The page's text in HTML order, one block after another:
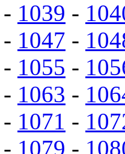
- 1039 -
- 1047 -
- 1055 -
- 1063 -
- 1071 -
- 1079 -